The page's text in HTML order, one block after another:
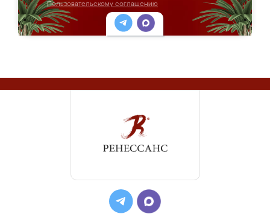
Пользовательскому соглашению